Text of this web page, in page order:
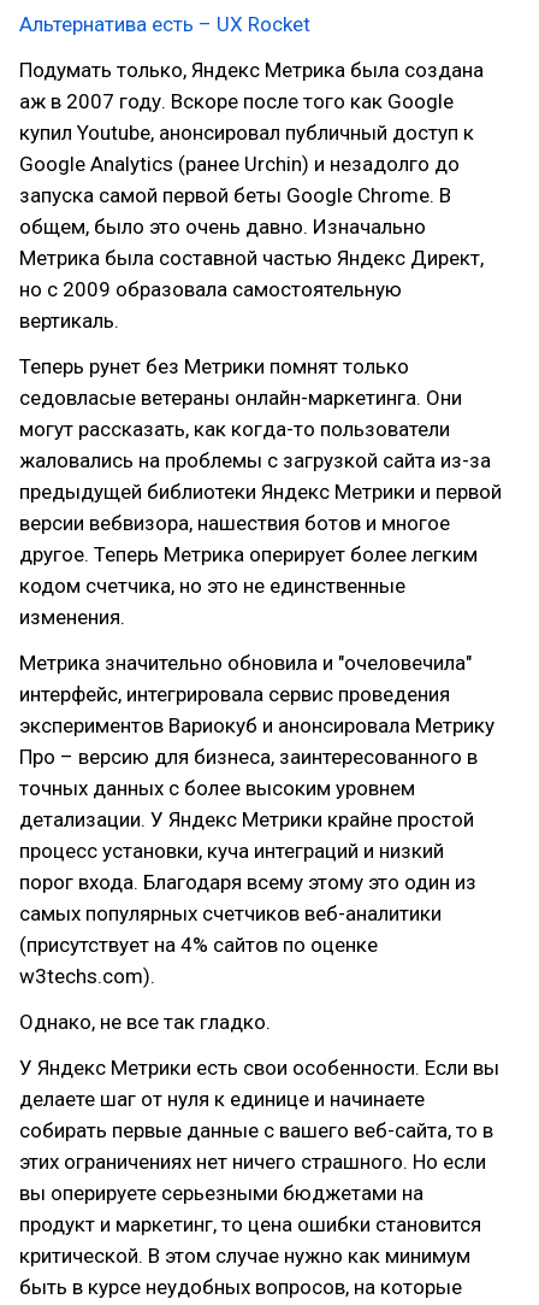
Альтернатива есть – UX Rocket
Подумать только, Яндекс Метрика была создана
аж в 2007 году. Вскоре после того как Google
купил Youtube, анонсировал публичный доступ к
Google Analytics (ранее Urchin) и незадолго до
запуска самой первой беты Google Chrome. В
общем, было это очень давно. Изначально
Метрика была составной частью Яндекс Директ,
но с 2009 образовала самостоятельную
вертикаль.
Теперь рунет без Метрики помнят только
седовласые ветераны онлайн-маркетинга. Они
могут рассказать, как когда-то пользователи
жаловались на проблемы с загрузкой сайта из-за
предыдущей библиотеки Яндекс Метрики и первой
версии вебвизора, нашествия ботов и многое
другое. Теперь Метрика оперирует более легким
кодом счетчика, но это не единственные
изменения.
Метрика значительно обновила и "очеловечила"
интерфейс, интегрировала сервис проведения
экспериментов Вариокуб и анонсировала Метрику
Про – версию для бизнеса, заинтересованного в
точных данных с более высоким уровнем
детализации. У Яндекс Метрики крайне простой
процесс установки, куча интеграций и низкий
порог входа. Благодаря всему этому это один из
самых популярных счетчиков веб-аналитики
(присутствует на 4% сайтов по оценке
w3techs.com).
Однако, не все так гладко.
У Яндекс Метрики есть свои особенности. Если вы
делаете шаг от нуля к единице и начинаете
собирать первые данные с вашего веб-сайта, то в
этих ограничениях нет ничего страшного. Но если
вы оперируете серьезными бюджетами на
продукт и маркетинг, то цена ошибки становится
критической. В этом случае нужно как минимум
быть в курсе неудобных вопросов, на которые